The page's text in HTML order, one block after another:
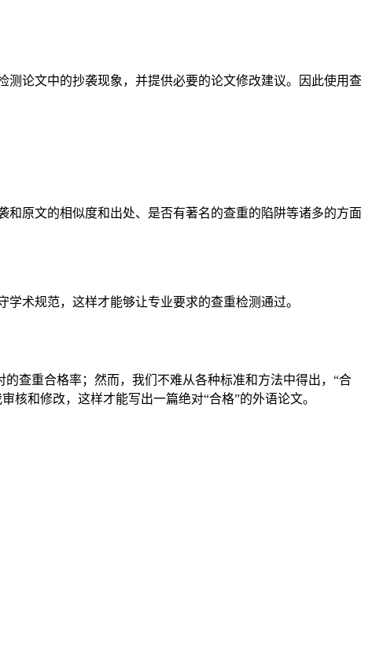
论文中的抄袭现象，并提供必要的论文修改建议。因此使用查
原文的相似度和出处、是否有著名的查重的陷阱等诸多的方面
术规范，这样才能够让专业要求的查重检测通过。
查重合格率；然而，我们不难从各种标准和方法中得出，“合
和修改，这样才能写出一篇绝对“合格”的外语论文。